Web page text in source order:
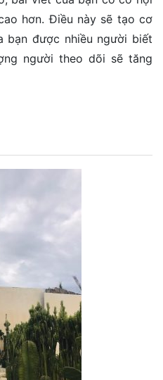
hơn. Điều này sẽ tạo cơ
bạn được nhiều người biết
người theo dõi sẽ tăng